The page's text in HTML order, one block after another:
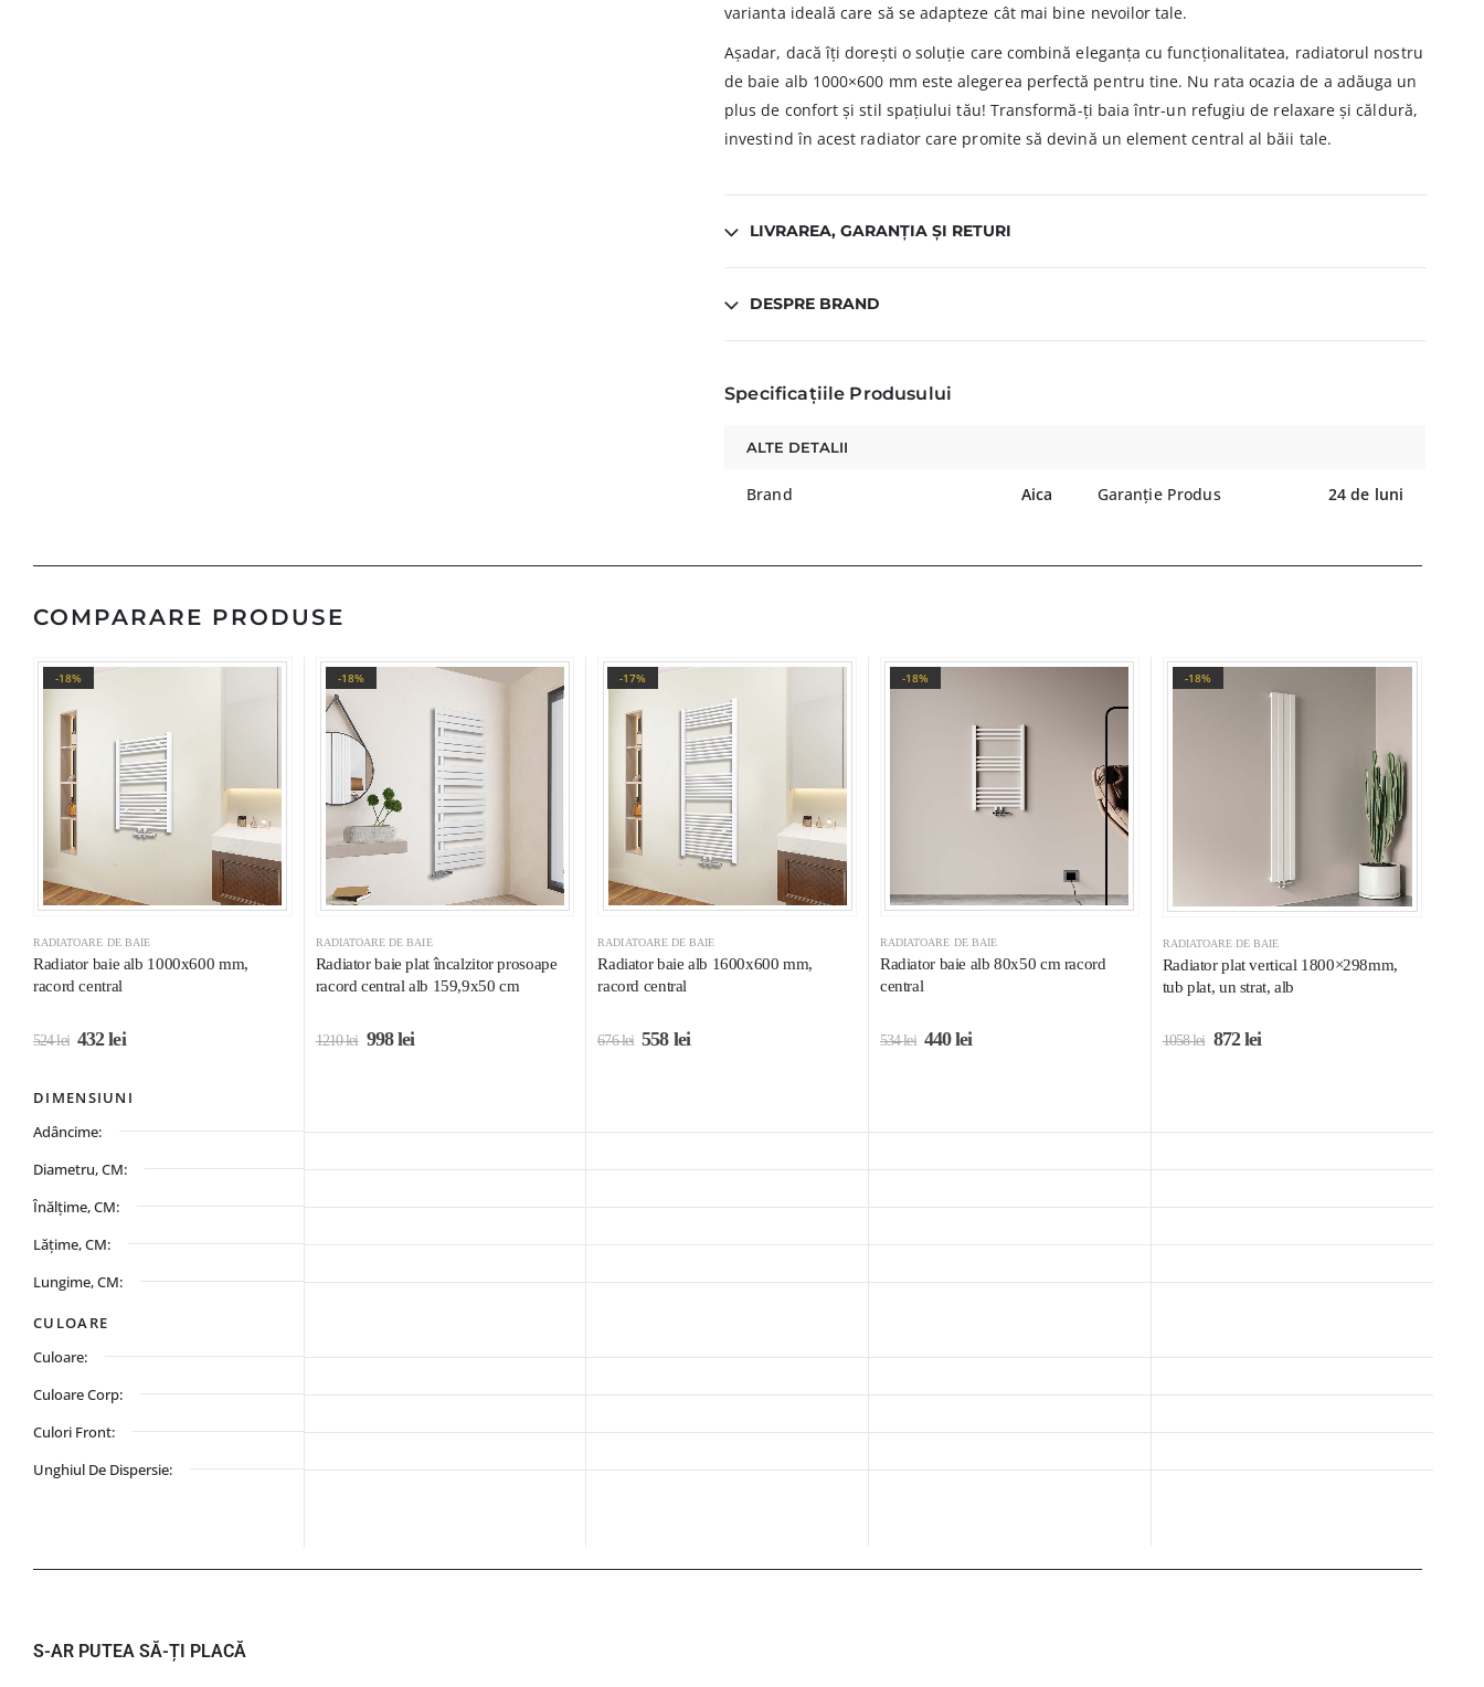
varianta ideală care să se adapteze cât mai bine nevoilor tale.
Așadar, dacă îți dorești o soluție care combină eleganța cu funcționalitatea, radiatorul nostru
de baie alb 1000×600 mm este alegerea perfectă pentru tine. Nu rata ocazia de a adăuga un
plus de confort și stil spațiului tău! Transformă-ți baia într-un refugiu de relaxare și căldură,
investind în acest radiator care promite să devină un element central al băii tale.
LIVRAREA, GARANȚIA ȘI RETURI
DESPRE BRAND
Specificațiile Produsului
ALTE DETALII
Brand Aica Garanție Produs 24 de luni
COMPARARE PRODUSE
-18%
RADIATOARE DE BAIE
Radiator baie alb 1000x600 mm,
racord central
524lei 432lei
-18%
RADIATOARE DE BAIE
Radiator baie plat încalzitor prosoape
racord central alb 159,9x50 cm
1210lei 998lei
-17%
RADIATOARE DE BAIE
Radiator baie alb 1600x600 mm,
racord central
676lei 558 lei
-18%
RADIATOARE DE BAIE
Radiator baie alb 80x50 cm racord
central
534lei 440lei
-18%
RADIATOARE DE BAIE
Radiator plat vertical 1800×298mm,
tub plat, un strat, alb
1058lei 872lei
DIMENSIUNI
Adâncime:
Diametru, CM:
Înălțime, CM:
Lățime, CM:
Lungime, CM:
CULOARE
Culoare:
Culoare Corp:
Culori Front:
Unghiul De Dispersie:
S-AR PUTEA SĂ-ȚI PLACĂ